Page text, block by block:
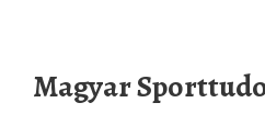
Magyar